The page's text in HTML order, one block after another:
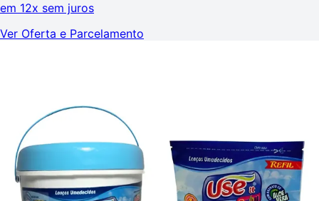
em 12x sem juros
Ver Oferta e Parcelamento